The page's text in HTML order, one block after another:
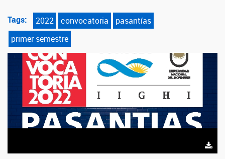
Tags: 2022 convocatoria
pasantías
primer semestre